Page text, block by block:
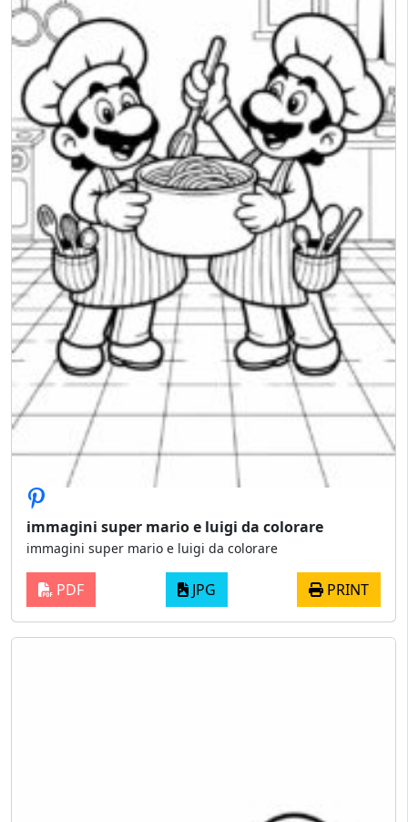
immagini super mario e luigi da colorare
immagini super mario e luigi da colorare
PDF JPG PRINT